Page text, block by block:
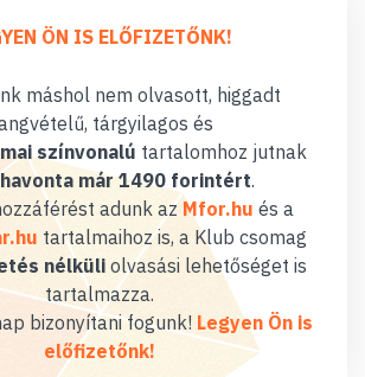
ÖN IS ELŐFIZETŐNK!
máshol nem olvasott, higgadt
tárgyilagos és
színvonalú tartalomhoz jutnak
havonta már 1490 forintért.
adunk az Mfor.hu és a
tartalmaihoz is, a Klub csomag
nélküliolvasási lehetőséget is
tartalmazza.
bizonyítani fogunk! Legyen Ön is
előfizetőnk!